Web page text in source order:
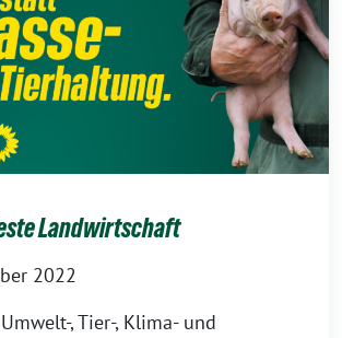
Landwirtschaft
2022
, Tier-, Klima- und